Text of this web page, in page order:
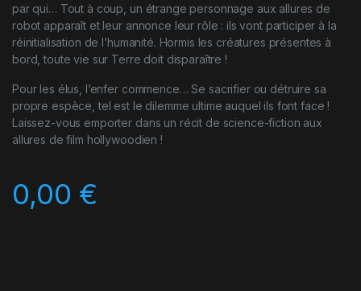
par qui… Tout à coup, un étrange personnage aux allures de
robot apparaît et leur annonce leur rôle : ils vont participer à la
réinitialisation de l’humanité. Hormis les créatures présentes à
bord, toute vie sur Terre doit disparaître !
Pour les élus, l’enfer commence… Se sacrifier ou détruire sa
propre espèce, tel est le dilemme ultime auquel ils font face !
Laissez-vous emporter dans un récit de science-fiction aux
allures de film hollywoodien !
0,00 €